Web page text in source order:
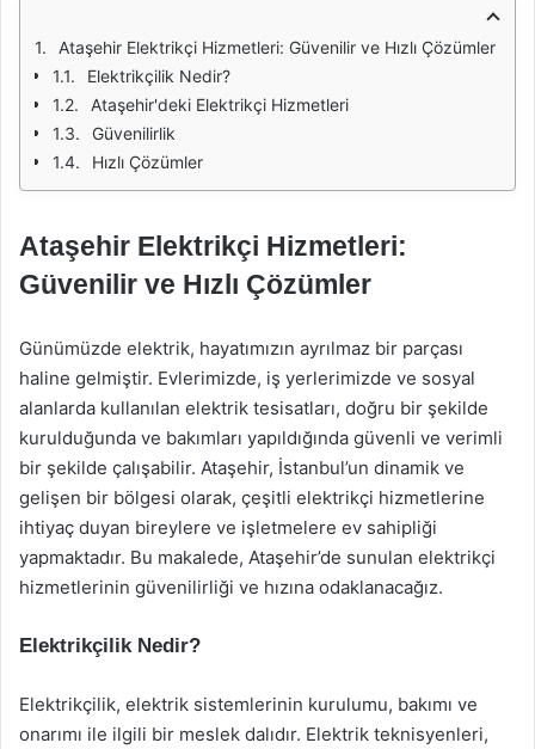
Ataşehir Elektrikçi Hizmetleri: Güvenilir ve Hızlı Çözümler
Elektrikçilik Nedir?
Ataşehir'deki Elektrikçi Hizmetleri
Güvenilirlik
Hızlı Çözümler
Ataşehir Elektrikçi Hizmetleri:
Güvenilir ve Hızlı Çözümler
Günümüzde elektrik, hayatımızın ayrılmaz bir parçası
haline gelmiştir. Evlerimizde, iş yerlerimizde ve sosyal
alanlarda kullanılan elektrik tesisatları, doğru bir şekilde
kurulduğunda ve bakımları yapıldığında güvenli ve verimli
bir şekilde çalışabilir. Ataşehir, İstanbul’un dinamik ve
gelişen bir bölgesi olarak, çeşitli elektrikçi hizmetlerine
ihtiyaç duyan bireylere ve işletmelere ev sahipliği
yapmaktadır. Bu makalede, Ataşehir’de sunulan elektrikçi
hizmetlerinin güvenilirliği ve hızına odaklanacağız.
Elektrikçilik Nedir?
Elektrikçilik, elektrik sistemlerinin kurulumu, bakımı ve
onarımı ile ilgili bir meslek dalıdır. Elektrik teknisyenleri,